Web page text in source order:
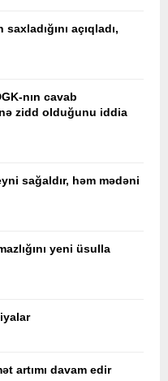
açıqladı,
nın cavab
zidd olduğunu iddia
sağaldır, həm mədəni
yeni üsulla
artımı davam edir